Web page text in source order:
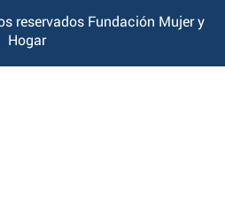
reservados Fundación Mujer y
Hogar